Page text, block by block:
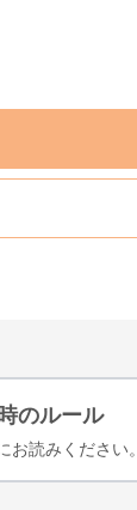
のルール
お読みください。